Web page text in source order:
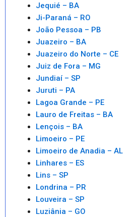
Jequié – BA
Ji-Paraná – RO
João Pessoa – PB
Juazeiro – BA
Juazeiro do Norte – CE
Juiz de Fora – MG
Jundiaí – SP
Juruti – PA
Lagoa Grande – PE
Lauro de Freitas – BA
Lençois – BA
Limoeiro – PE
Limoeiro de Anadia – AL
Linhares – ES
Lins – SP
Londrina – PR
Louveira – SP
Luziânia – GO